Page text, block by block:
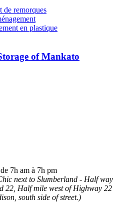
de remorques
en plastique
of Mankato
7h am à 7h pm
next to Slumberland - Half way
22, Half mile west of Highway 22
south side of street.)